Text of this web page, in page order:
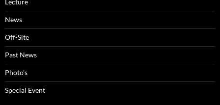
Lecture
News
Off-Site
Past News
Photo's
Special Event